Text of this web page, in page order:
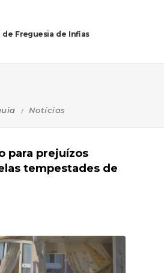
de Freguesia de Infias
Notícias
para prejuízos
tempestades de